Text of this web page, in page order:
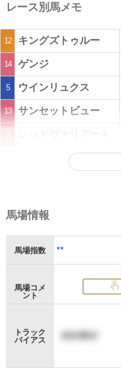
レース別馬メモ
12 キングズトゥルー
14 ゲンジ
5 ウインリュクス
13 サンセットビュー
馬場情報
馬場指数 **
馬場コメ
ント
トラック
バイアス